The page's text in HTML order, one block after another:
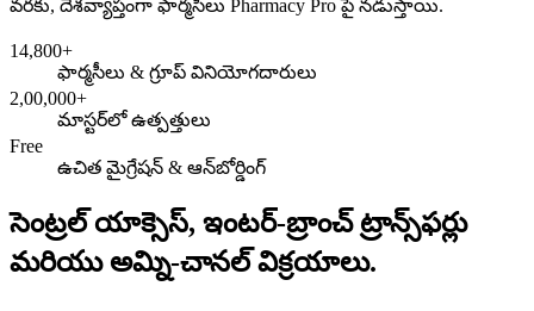
వరకు, దేశవ్యాప్తంగా ఫార్మసీలు Pharmacy Pro పై నడుస్తాయి.
14,800+
ఫార్మసీలు & గ్రూప్ వినియోగదారులు
2,00,000+
మాస్టర్‌లో ఉత్పత్తులు
Free
ఉచిత మైగ్రేషన్ & ఆన్‌బోర్డింగ్
సెంట్రల్ యాక్సెస్, ఇంటర్-బ్రాంచ్ ట్రాన్స్‌ఫర్లు
మరియు అమ్ని-చానల్ విక్రయాలు.